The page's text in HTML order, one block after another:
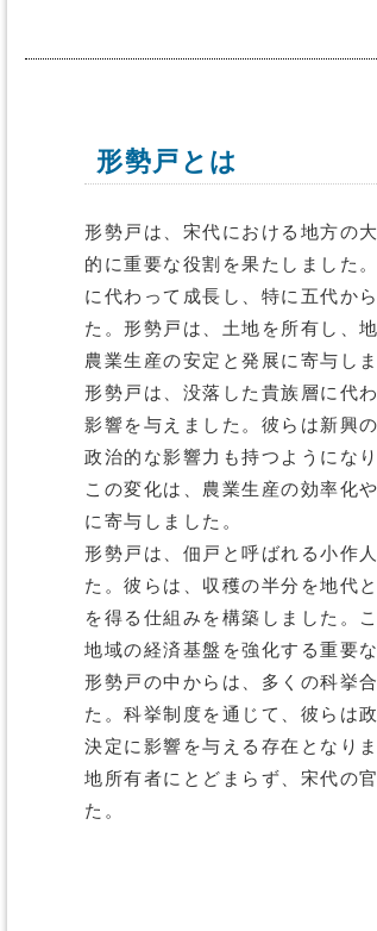
形勢戸とは
形勢戸は、宋代における地方の
的に重要な役割を果たしました
に代わって成長し、特に五代か
た。形勢戸は、土地を所有し、
農業生産の安定と発展に寄与しま
形勢戸は、没落した貴族層に代
影響を与えました。彼らは新興
政治的な影響力も持つようにな
この変化は、農業生産の効率化
に寄与しました。
形勢戸は、佃戸と呼ばれる小作
た。彼らは、収穫の半分を地代
を得る仕組みを構築しました。
地域の経済基盤を強化する重要
形勢戸の中からは、多くの科挙
た。科挙制度を通じて、彼らは
決定に影響を与える存在となり
地所有者にとどまらず、宋代の
た。